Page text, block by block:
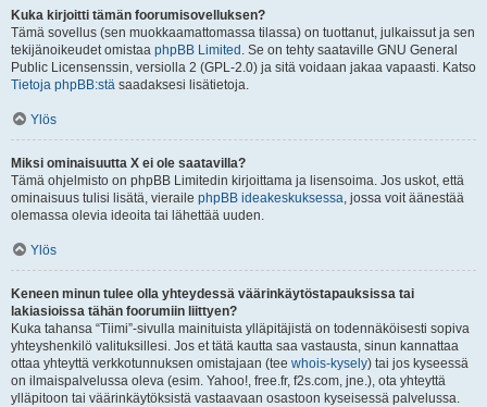
Kuka kirjoitti tämän foorumisovelluksen?
Tämä sovellus (sen muokkaamattomassa tilassa) on tuottanut, julkaissut ja sen
tekijänoikeudet omistaa phpBB Limited . Se on tehty saataville GNU General
Public Licensenssin, versiolla 2 (GPL-2.0) ja sitä voidaan jakaa vapaasti. Katso
Tietoja phpBB:stä saadaksesi lisätietoja.
Ylös
Miksi ominaisuutta X ei ole saatavilla?
Tämä ohjelmisto on phpBB Limitedin kirjoittama ja lisensoima. Jos uskot, että
ominaisuus tulisi lisätä, vieraile phpBB ideakeskuksessa, jossa voit äänestää
olemassa olevia ideoita tai lähettää uuden.
Ylös
Keneen minun tulee olla yhteydessä väärinkäytöstapauksissa tai
lakiasioissa tähän foorumiin liittyen?
Kuka tahansa “Tiimi”-sivulla mainituista ylläpitäjistä on todennäköisesti sopiva
yhteyshenkilö valituksillesi. Jos et tätä kautta saa vastausta, sinun kannattaa
ottaa yhteyttä verkkotunnuksen omistajaan (tee whois-kysely) tai jos kyseessä
on ilmaispalvelussa oleva (esim. Yahoo!, free.fr, f2s.com, jne.), ota yhteyttä
ylläpitoon tai väärinkäytöksistä vastaavaan osastoon kyseisessä palvelussa.